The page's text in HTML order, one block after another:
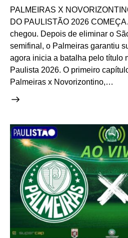
PALMEIRAS X
DO PAULISTÃO 2026
chegou. Depois de eliminar o
semifinal, o Palmeiras garantiu
agora inicia a batalha pelo título
Paulista 2026. O primeiro
Palmeiras x Novorizontino,…